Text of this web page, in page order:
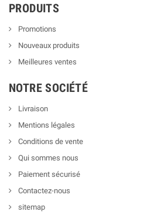
PRODUITS
Promotions
Nouveaux produits
Meilleures ventes
NOTRE SOCIÉTÉ
Livraison
Mentions légales
Conditions de vente
Qui sommes nous
Paiement sécurisé
Contactez-nous
sitemap